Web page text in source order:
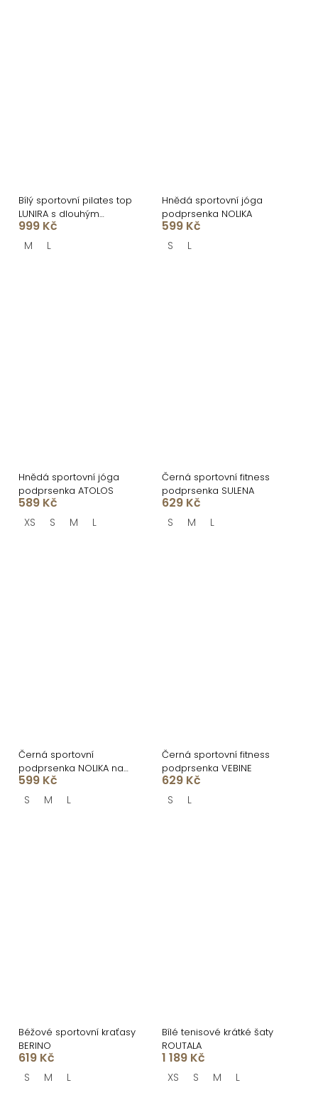
Bílý sportovní pilates top
LUNIRA s dlouhým
rukávem
999 Kč
M L
Hnědá sportovní jóga
podprsenka NOLIKA
599 Kč
S L
Hnědá sportovní jóga
podprsenka ATOLOS
589 Kč
XS S M L
Černá sportovní fitness
podprsenka SULENA
629 Kč
S M L
Černá sportovní
podprsenka NOLIKA na
ramínka
599 Kč
S M L
Černá sportovní fitness
podprsenka VEBINE
629 Kč
S L
Béžové sportovní kraťasy
BERINO
619 Kč
S M L
Bílé tenisové krátké šaty
ROUTALA
1 189 Kč
XS S M L